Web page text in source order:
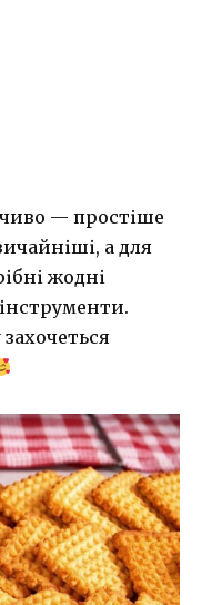
— простіше
а для
жодні